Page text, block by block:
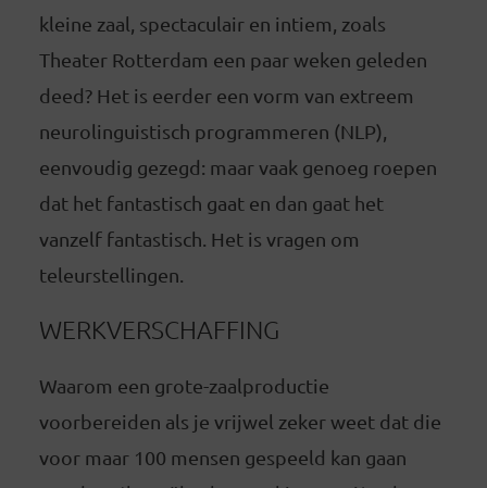
kleine zaal, spectaculair en intiem, zoals
Theater Rotterdam een paar weken geleden
deed? Het is eerder een vorm van extreem
neurolinguistisch programmeren (NLP),
eenvoudig gezegd: maar vaak genoeg roepen
dat het fantastisch gaat en dan gaat het
vanzelf fantastisch. Het is vragen om
teleurstellingen.
WERKVERSCHAFFING
Waarom een grote-zaalproductie
voorbereiden als je vrijwel zeker weet dat die
voor maar 100 mensen gespeeld kan gaan